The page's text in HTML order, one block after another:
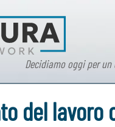
Decidiamo oggi per
del lavoro